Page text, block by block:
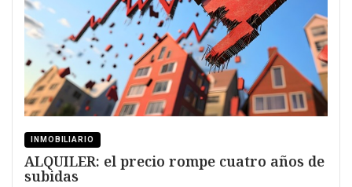
INMOBILIARIO
ALQUILER: el precio rompe cuatro años de
subidas